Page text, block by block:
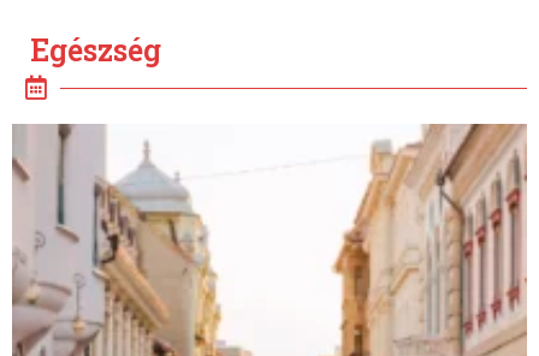
Aranyérmet nyert Szilágyi Erik az Európa-
kupán
2026.08.05.